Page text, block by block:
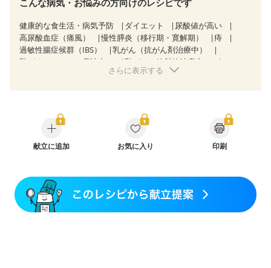
こんな病気・お悩みの方向けのレシピです
健康的な食生活・病気予防 ダイエット
尿酸値が高い
高尿酸血症（痛風）
慢性膵炎（移行期・寛解期）
痔
過敏性腸症候群（IBS）
乳がん（抗がん剤治療中）
乳がん（ホルモン療法中）
乳がん（放射線治療中）
乳がん治療を終えた方・経過観察中の方など
さらに表示する
献立に追加 お気に入り 印刷